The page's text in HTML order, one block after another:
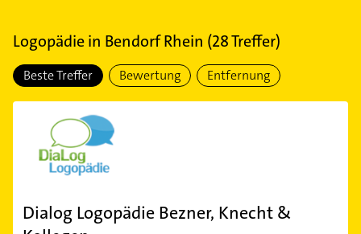
Logopädiein Bendorf Rhein (28Treffer)
Beste Treffer Bewertung Entfernung
Dialog Logopädie Bezner, Knecht &